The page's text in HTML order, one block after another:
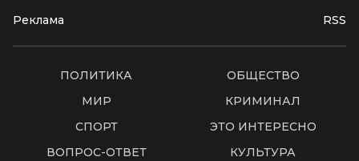
Реклама RSS
ПОЛИТИКА
ОБЩЕСТВО
МИР
КРИМИНАЛ
СПОРТ
ЭТО ИНТЕРЕСНО
ВОПРОС-ОТВЕТ
КУЛЬТУРА